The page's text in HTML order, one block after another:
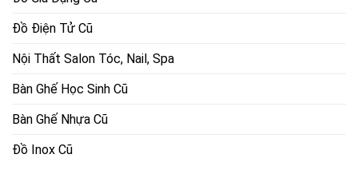
Đồ Điện Tử Cũ
Nội Thất Salon Tóc, Nail, Spa
Bàn Ghế Học Sinh Cũ
Bàn Ghế Nhựa Cũ
Đồ Inox Cũ